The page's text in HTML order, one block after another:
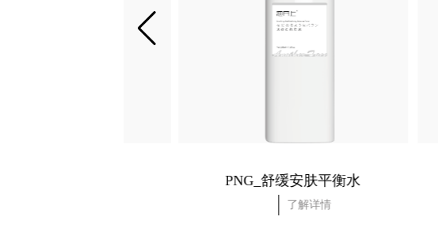
PNG_舒缓安肤平衡水
了解详情